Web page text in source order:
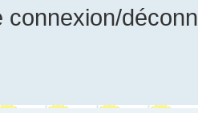
connexion/